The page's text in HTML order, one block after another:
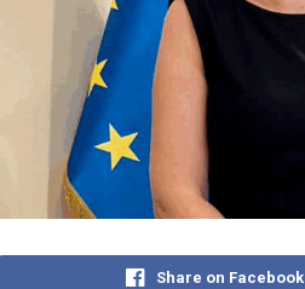
Share on Facebook